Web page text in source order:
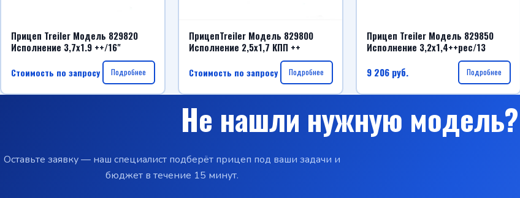
Прицеп Treiler Модель 829820
Исполнение 3,7x1.9 ++/16"
Стоимость по запросу Подробнее
ПрицепTreiler Модель 829800
Исполнение 2,5х1,7 КПП ++
Стоимость по запросу Подробнее
Прицеп Treiler Модель 829850
Исполнение 3,2х1,4++рес/13
9 206 руб. Подробнее
Не нашли нужную модель?
Оставьте заявку — наш специалист подберёт прицеп под ваши задачи и
бюджет в течение 15 минут.